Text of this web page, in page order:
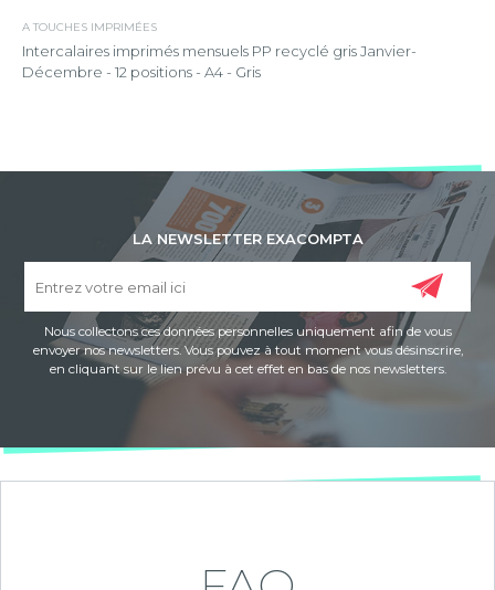
A TOUCHES IMPRIMÉES
Intercalaires imprimés mensuels PP recyclé gris Janvier-
Décembre - 12 positions - A4 - Gris
LA NEWSLETTER EXACOMPTA
Nous collectons ces données personnelles uniquement afin de vous
envoyer nos newsletters. Vous pouvez à tout moment vous désinscrire,
en cliquant sur le lien prévu à cet effet en bas de nos newsletters.